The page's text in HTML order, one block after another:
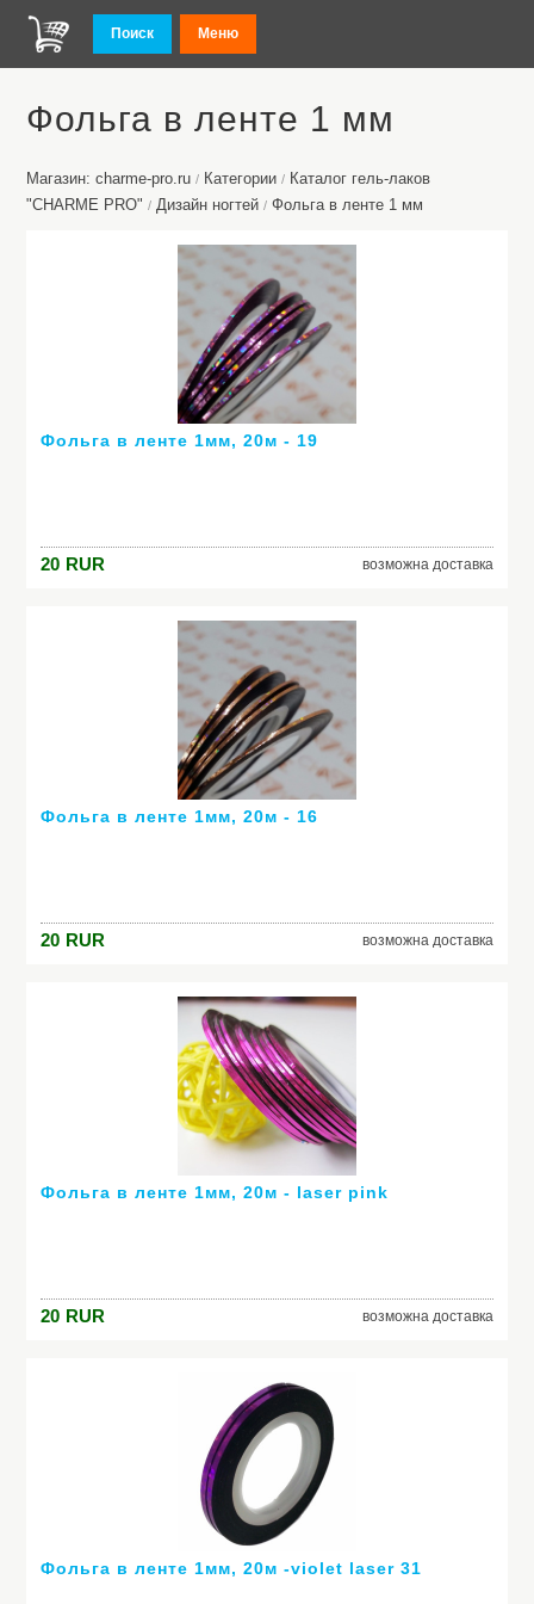
Поиск Меню
Фольга в ленте 1 мм
Магазин: charme-pro.ru / Категории / Каталог гель-лаков
"CHARME PRO" / Дизайн ногтей / Фольга в ленте 1 мм
Фольга в ленте 1мм, 20м - 19
20 RUR возможна доставка
Фольга в ленте 1мм, 20м - 16
20 RUR возможна доставка
Фольга в ленте 1мм, 20м - laser pink
20 RUR возможна доставка
Фольга в ленте 1мм, 20м -violet laser 31